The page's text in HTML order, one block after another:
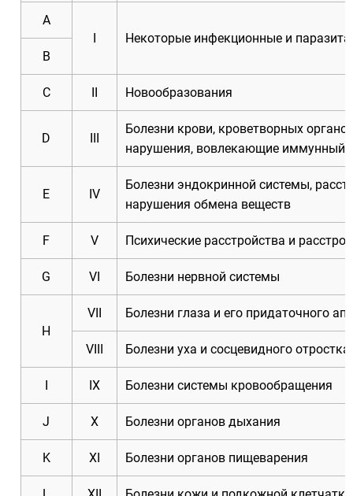
A
I
Некоторые инфекционные и
B
C II Новообразования
D III
Болезни крови, кроветворных
нарушения, вовлекающие иммунный
E IV
Болезни эндокринной системы,
нарушения обмена веществ
F V Психические расстройства и
G VI Болезни нервной системы
H
VII Болезни глаза и его придаточного
VIII Болезни уха и сосцевидного отростка
I IX Болезни системы кровообращения
J X Болезни органов дыхания
K XI Болезни органов пищеварения